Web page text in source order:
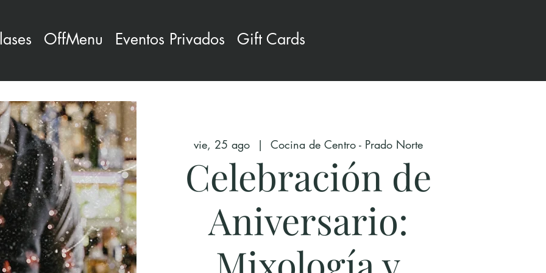
OffMenu Eventos Privados Gift Cards
vie, 25 ago
  |
Cocina de Centro - Prado Norte
Celebración de
Aniversario: